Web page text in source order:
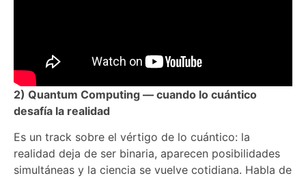
2) Quantum Computing — cuando lo cuántico
desafía la realidad
Es un track sobre el vértigo de lo cuántico: la
realidad deja de ser binaria, aparecen posibilidades
simultáneas y la ciencia se vuelve cotidiana. Habla de